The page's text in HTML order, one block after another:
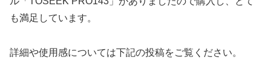
も満足しています。
詳細や使用感については下記の投稿をご覧ください。